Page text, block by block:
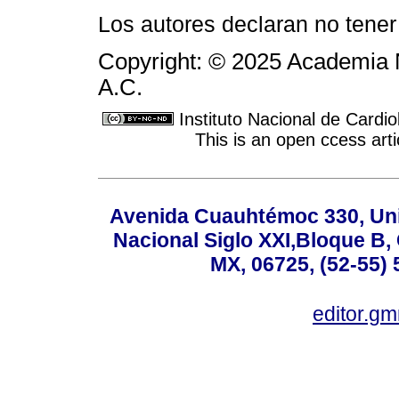
Los autores declaran no
Copyright: © 2025 Academia
A.C.
Instituto Nacional de
This is an open ccess
Avenida Cuauhtémoc 330,
Nacional Siglo XXI,Bloque
MX, 06725, (52-55)